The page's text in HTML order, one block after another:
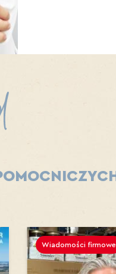
Wiadomości firmowe